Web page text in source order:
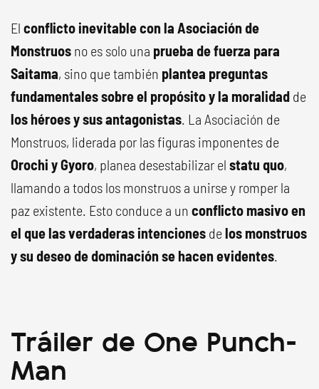
El conflicto inevitable con la Asociación de
Monstruos no es solo una prueba de fuerza para
Saitama, sino que también plantea preguntas
fundamentales sobre el propósito y la moralidad de
los héroes y sus antagonistas. La Asociación de
Monstruos, liderada por las figuras imponentes de
Orochi y Gyoro, planea desestabilizar el statu quo,
llamando a todos los monstruos a unirse y romper la
paz existente. Esto conduce a un conflicto masivo en
el que las verdaderas intenciones delos monstruos
y su deseo de dominación se hacen evidentes.
Tráiler de One Punch-
Man